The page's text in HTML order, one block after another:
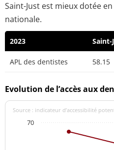
Saint-Just est mieux dotée
nationale.
2023 Saint-
APL des dentistes 58.15
Evolution de l’accès aux
Source : indicateur d’accessibilité
70